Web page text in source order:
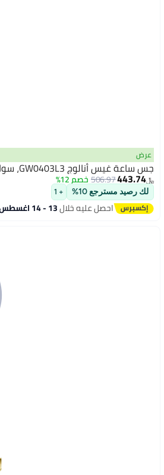
عرض
جس ساعة غيس أنالوج GW0403L3، سوار
﷼‏443.74
506.97خصم 12%
لك رصيد مسترجع 10% + 1
احصل عليه خلال13 - 14 اغسطس